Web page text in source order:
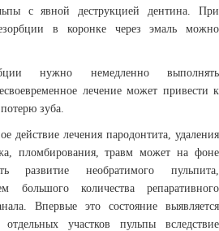
с явной деструкцией дентина. При
в коронке через эмаль можно
нужно немедленно выполнять
лечение может привести к
зуба.
действие лечения пародонтита, удаления
пломбирования, травм может на фоне
развитие необратимого пульпита,
большого количества репаративного
Впервые это состояние выявляется
отдельных участков пульпы вследствие